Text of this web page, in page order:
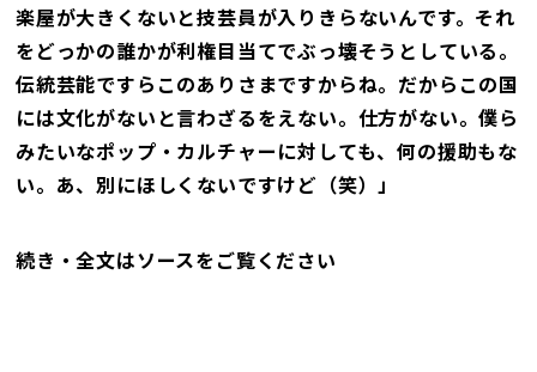
楽屋が大きくないと技芸員が入りきらないんです。それ
をどっかの誰かが利権目当てでぶっ壊そうとしている。
伝統芸能ですらこのありさまですからね。だからこの国
には文化がないと言わざるをえない。仕方がない。僕ら
みたいなポップ・カルチャーに対しても、何の援助もな
い。あ、別にほしくないですけど（笑）」
続き・全文はソースをご覧ください